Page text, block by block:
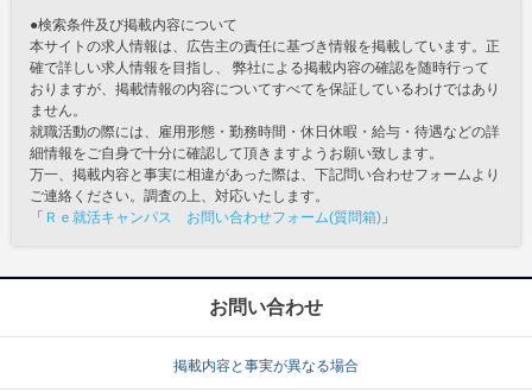
●検索条件及び掲載内容について
本サイトの求人情報は、広告主の責任に基づき情報を掲載しています。正
確で詳しい求人情報を目指し、 弊社による掲載内容の確認を随時行って
おりますが、掲載情報の内容についてすべてを保証しているわけではあり
ません。
就職活動の際には、雇用形態・勤務時間・休日休暇・給与・待遇などの詳
細情報をご自身で十分に確認して頂きますようお願い致します。
万一、掲載内容と事実に相違があった際は、下記問い合わせフォームより
ご連絡ください。調査の上、対応いたします。
「 Ｒｅ就活キャンパス お問い合わせフォーム(質問箱) 」
お問い合わせ
掲載内容と事実が異なる場合